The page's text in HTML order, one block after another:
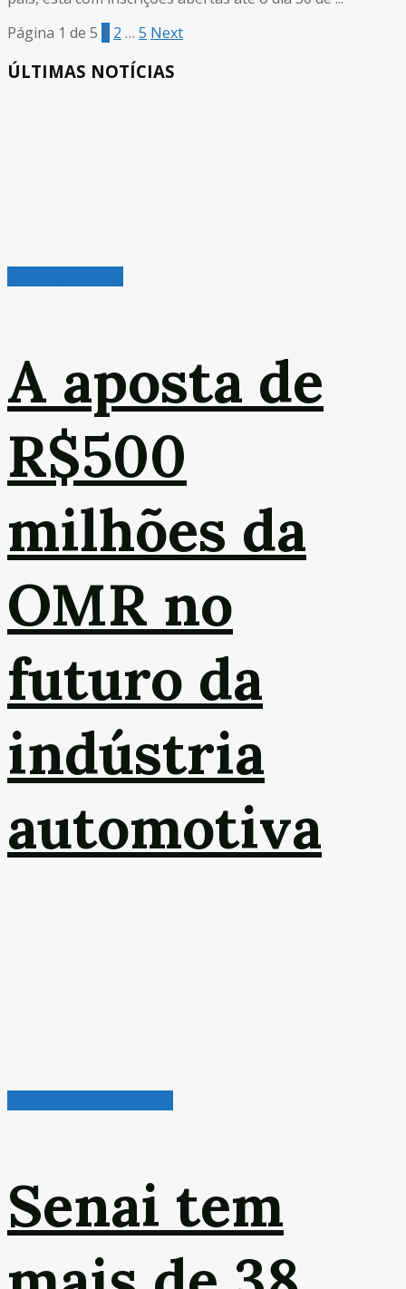
Página 1 de 5 1 2 … 5 Next
ÚLTIMAS NOTÍCIAS
A aposta de
R$500
milhões da
OMR no
futuro da
indústria
automotiva
Senai tem